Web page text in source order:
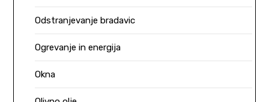
Odstranjevanje bradavic
Ogrevanje in energija
Okna